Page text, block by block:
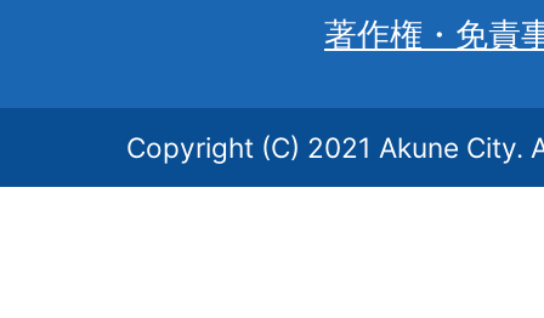
著作権・免責
Copyright (C) 2021 Akune City.